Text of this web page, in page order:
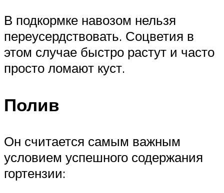
В подкормке навозом нельзя
переусердствовать. Соцветия в
этом случае быстро растут и часто
просто ломают куст.
Полив
Он считается самым важным
условием успешного содержания
гортензии: